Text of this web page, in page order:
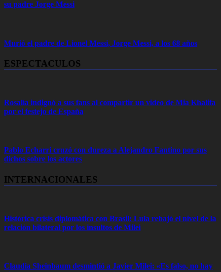
su padre Jorge Messi
Murió el padre de Lionel Messi, Jorge Messi, a los 68 años
ESPECTACULOS
Rosalía indignó a sus fans al compartir un video de Mia Khalifa
por el festejo de España
Pablo Echarri cruzó con dureza a Alejandro Fantino por sus
dichos sobre los actores
INTERNACIONALES
Histórica crisis diplomática con Brasil: Lula rebajó el nivel de la
relación bilateral por los insultos de Milei
Claudia Sheinbaum desmintió a Javier Milei: «Es falso, no hay